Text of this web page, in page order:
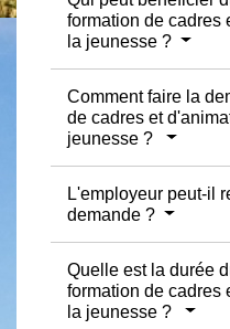
formation de cadres
la jeunesse ?
Comment faire la
de cadres et
jeunesse ?
L'employeur peut-il
demande ?
Quelle est la durée
formation de cadres
la jeunesse ?